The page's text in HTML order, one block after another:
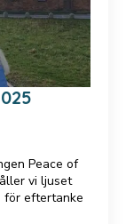
Peace of
vi ljuset
för eftertanke